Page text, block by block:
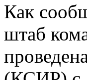
Как
штаб